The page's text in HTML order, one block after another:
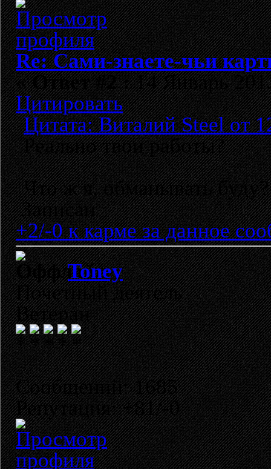
Re: Сами-знаете-чьи
«Ответ #2 :14 Январь
Цитировать
Цитата: Виталий Steel от
Реально твои работы?
Что ж я, обманывать
Записан
+2/-0 к карме за данное
Toney
Почетный деятель
Ветеран
Сообщений: 1685
Репутация: +81/-0